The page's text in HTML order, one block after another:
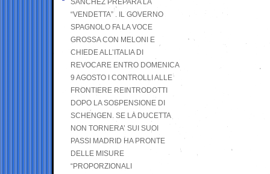
SANCHEZ PREPARA LA
“VENDETTA” . IL GOVERNO
SPAGNOLO FA LA VOCE
GROSSA CON MELONI E
CHIEDE ALL’ITALIA DI
REVOCARE ENTRO DOMENICA
9 AGOSTO I CONTROLLI ALLE
FRONTIERE REINTRODOTTI
DOPO LA SOSPENSIONE DI
SCHENGEN. SE LA DUCETTA
NON TORNERA’ SUI SUOI
PASSI MADRID HA PRONTE
DELLE MISURE
“PROPORZIONALI